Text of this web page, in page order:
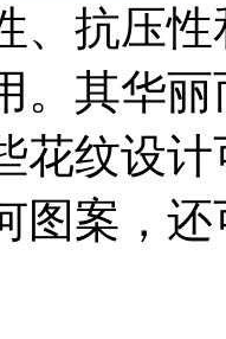
、抗压
。其华
花纹设
图案，